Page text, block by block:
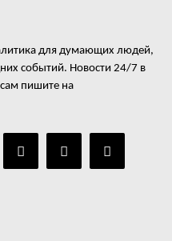
для думающих людей,
событий. Новости 24/7 в
пишите на